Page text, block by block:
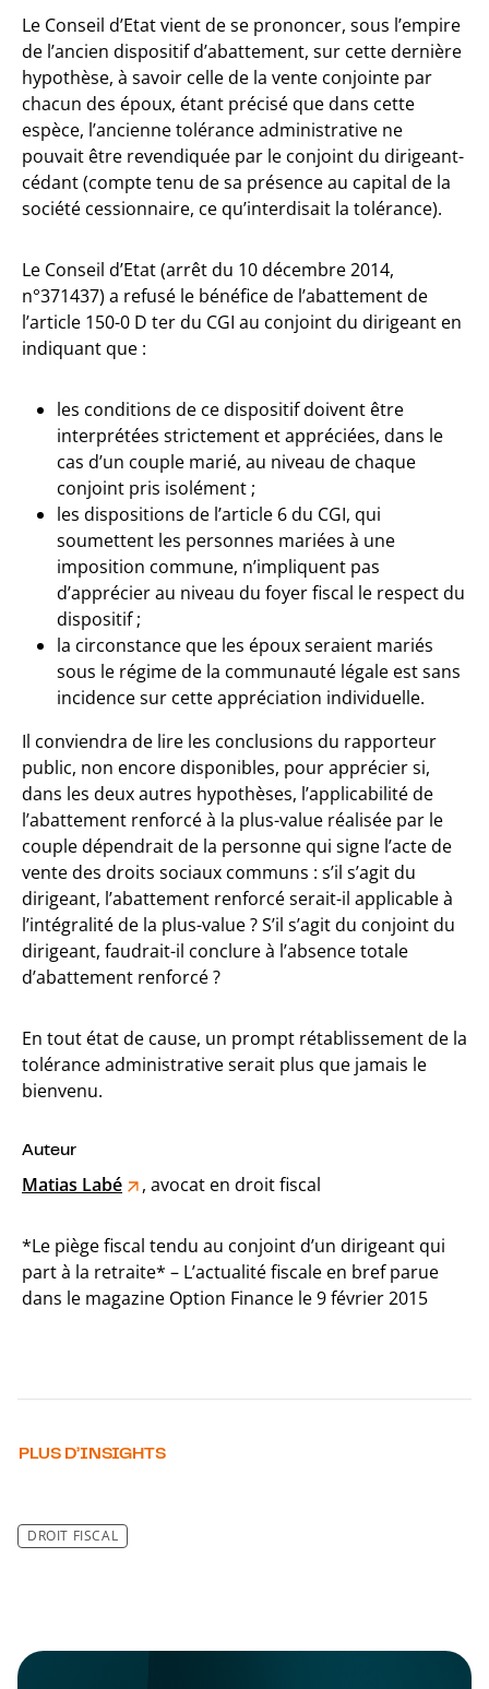
Le Conseil d’Etat vient de se prononcer, sous l’empire
de l’ancien dispositif d’abattement, sur cette dernière
hypothèse, à savoir celle de la vente conjointe par
chacun des époux, étant précisé que dans cette
espèce, l’ancienne tolérance administrative ne
pouvait être revendiquée par le conjoint du dirigeant-
cédant (compte tenu de sa présence au capital de la
société cessionnaire, ce qu’interdisait la tolérance).
Le Conseil d’Etat (arrêt du 10 décembre 2014,
n°371437) a refusé le bénéfice de l’abattement de
l’article 150-0 D ter du CGI au conjoint du dirigeant en
indiquant que :
les conditions de ce dispositif doivent être
interprétées strictement et appréciées, dans le
cas d’un couple marié, au niveau de chaque
conjoint pris isolément ;
les dispositions de l’article 6 du CGI, qui
soumettent les personnes mariées à une
imposition commune, n’impliquent pas
d’apprécier au niveau du foyer fiscal le respect du
dispositif ;
la circonstance que les époux seraient mariés
sous le régime de la communauté légale est sans
incidence sur cette appréciation individuelle.
Il conviendra de lire les conclusions du rapporteur
public, non encore disponibles, pour apprécier si,
dans les deux autres hypothèses, l’applicabilité de
l’abattement renforcé à la plus-value réalisée par le
couple dépendrait de la personne qui signe l’acte de
vente des droits sociaux communs : s’il s’agit du
dirigeant, l’abattement renforcé serait-il applicable à
l’intégralité de la plus-value ? S’il s’agit du conjoint du
dirigeant, faudrait-il conclure à l’absence totale
d’abattement renforcé ?
En tout état de cause, un prompt rétablissement de la
tolérance administrative serait plus que jamais le
bienvenu.
Auteur
Matias Labé , avocat en droit fiscal
*Le piège fiscal tendu au conjoint d’un dirigeant qui
part à la retraite* – L’actualité fiscale en bref parue
dans le magazine Option Finance le 9 février 2015
PLUS D’INSIGHTS
DROIT FISCAL